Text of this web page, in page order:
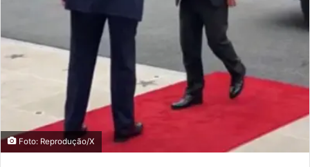
Foto: Reprodução/X